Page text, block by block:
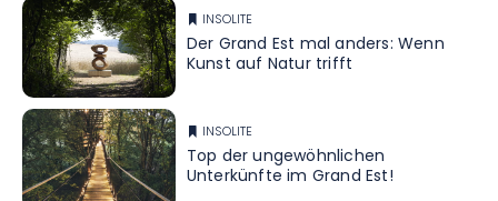
INSOLITE
Der Grand Est mal anders: Wenn
Kunst auf Natur trifft
INSOLITE
Top der ungewöhnlichen
Unterkünfte im Grand Est!